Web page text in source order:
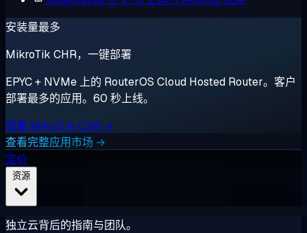
安装量最多
MikroTik CHR，一键部署
EPYC + NVMe 上的 RouterOS Cloud Hosted Router。客户
部署最多的应用。60 秒上线。
部署 MikroTik CHR →
查看完整应用市场 →
定价
独立云背后的指南与团队。